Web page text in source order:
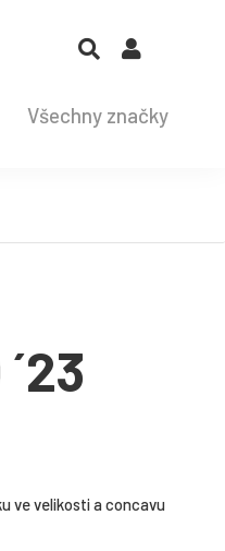
Všechny značky
ve velikosti a concavu